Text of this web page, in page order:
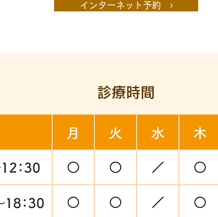
インターネット予約 ›
診療時間